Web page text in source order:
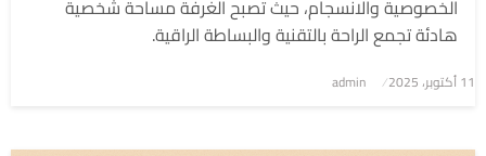
الخصوصية والانسجام، حيث تصبح الغرفة مساحة شخصية
هادئة تجمع الراحة بالتقنية والبساطة الراقية.
نُشر
11 أكتوبر، 2025 admin